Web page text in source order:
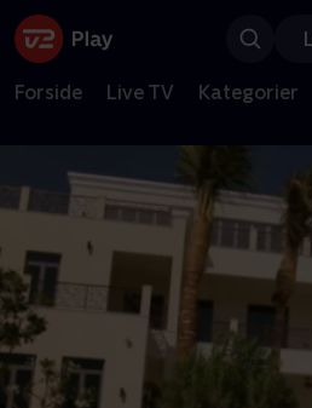
Forside Live TV Kategorier